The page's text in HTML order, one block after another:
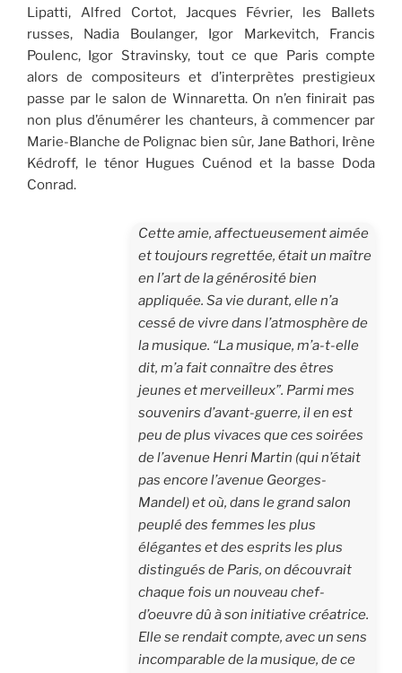
Lipatti, Alfred Cortot, Jacques Février, les Ballets
russes, Nadia Boulanger, Igor Markevitch, Francis
Poulenc, Igor Stravinsky, tout ce que Paris compte
alors de compositeurs et d’interprètes prestigieux
passe par le salon de Winnaretta. On n’en finirait pas
non plus d’énumérer les chanteurs, à commencer par
Marie-Blanche de Polignac bien sûr, Jane Bathori, Irène
Kédroff, le ténor Hugues Cuénod et la basse Doda
Conrad.
Cette amie, affectueusement aimée
et toujours regrettée, était un maître
en l’art de la générosité bien
appliquée. Sa vie durant, elle n’a
cessé de vivre dans l’atmosphère de
la musique. “La musique, m’a-t-elle
dit, m’a fait connaître des êtres
jeunes et merveilleux”. Parmi mes
souvenirs d’avant-guerre, il en est
peu de plus vivaces que ces soirées
de l’avenue Henri Martin (qui n’était
pas encore l’avenue Georges-
Mandel) et où, dans le grand salon
peuplé des femmes les plus
élégantes et des esprits les plus
distingués de Paris, on découvrait
chaque fois un nouveau chef-
d’oeuvre dû à son initiative créatrice.
Elle se rendait compte, avec un sens
incomparable de la musique, de ce